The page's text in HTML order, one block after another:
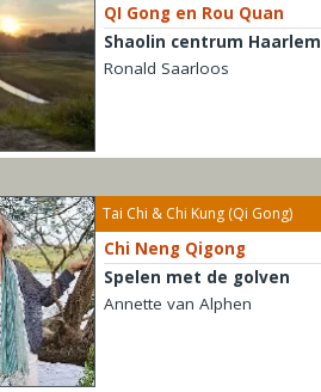
QI Gong en Rou Quan
Shaolin centrum Haarlem
Ronald Saarloos
Tai Chi & Chi Kung (Qi Gong)
Chi Neng Qigong
Spelen met de golven
Annette van Alphen